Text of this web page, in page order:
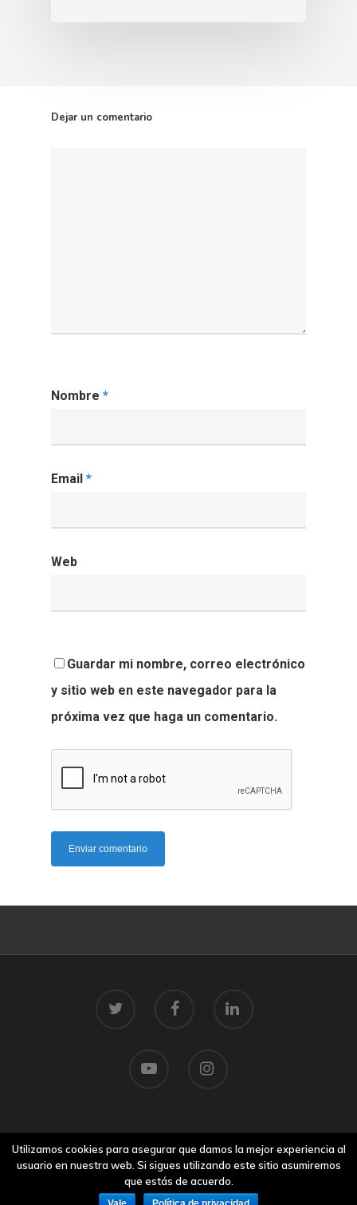
Dejar un comentario
Nombre *
Email *
Web
Guardar mi nombre, correo electrónico
y sitio web en este navegador para la
próxima vez que haga un comentario.
Aviso legal
Utilizamos cookies para asegurar que damos la mejor experiencia al
usuario en nuestra web. Si sigues utilizando este sitio asumiremos
que estás de acuerdo.